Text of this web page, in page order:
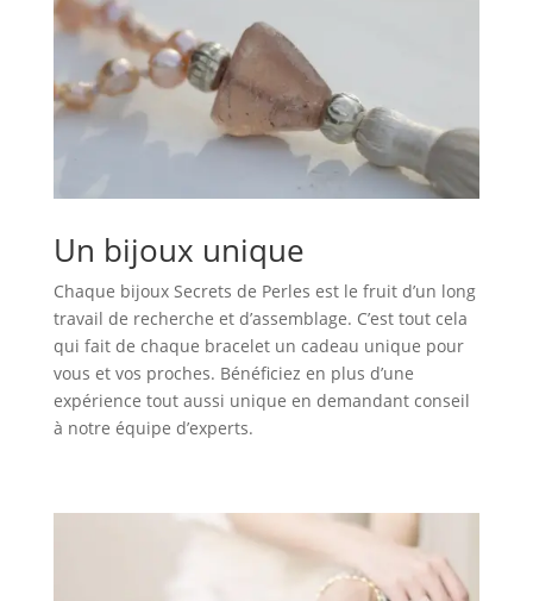
Un bijoux unique
Chaque bijoux Secrets de Perles est le fruit d’un long
travail de recherche et d’assemblage. C’est tout cela
qui fait de chaque bracelet un cadeau unique pour
vous et vos proches. Bénéficiez en plus d’une
expérience tout aussi unique en demandant conseil
à notre équipe d’experts.